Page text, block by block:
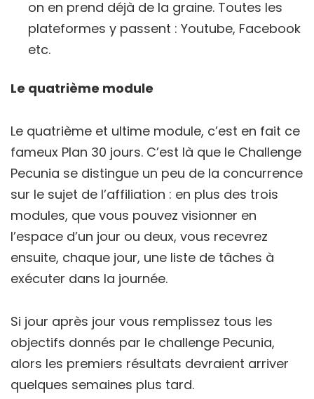
on en prend déjà de la graine. Toutes les
plateformes y passent : Youtube, Facebook
etc.
Le quatrième module
Le quatrième et ultime module, c’est en fait ce
fameux Plan 30 jours. C’est là que le Challenge
Pecunia se distingue un peu de la concurrence
sur le sujet de l’affiliation : en plus des trois
modules, que vous pouvez visionner en
l’espace d’un jour ou deux, vous recevrez
ensuite, chaque jour, une liste de tâches à
exécuter dans la journée.
Si jour après jour vous remplissez tous les
objectifs donnés par le challenge Pecunia,
alors les premiers résultats devraient arriver
quelques semaines plus tard.